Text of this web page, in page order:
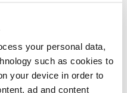
your personal data,
such as cookies to
your device in order to
ad and content
v kočárku, stačí
bezbariérovou
li, můžete si u
dětské nosítko.